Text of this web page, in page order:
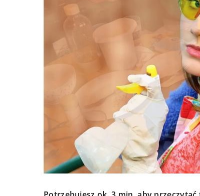
Jak dobrze
do stylu
Odkryj, jak
gałek
na styl
różne rodzaje
podkreślą